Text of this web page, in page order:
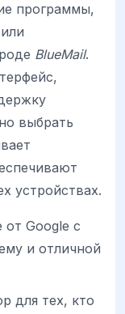
программы,
BlueMail.
выбрать
устройствах.
Google с
и отличной
для тех, кто